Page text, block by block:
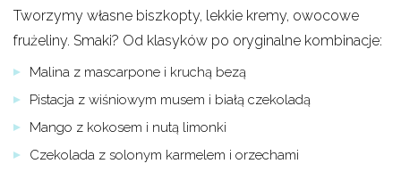
Tworzymy własne biszkopty, lekkie kremy, owocowe
frużeliny. Smaki? Od klasyków po oryginalne kombinacje:
Malina z mascarpone i kruchą bezą
Pistacja z wiśniowym musem i białą czekoladą
Mango z kokosem i nutą limonki
Czekolada z solonym karmelem i orzechami